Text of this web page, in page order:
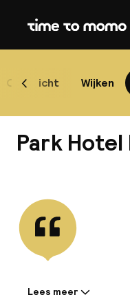
Home
Overzicht Wijken
Scroll naar links
Park
Informatie
Lees meer